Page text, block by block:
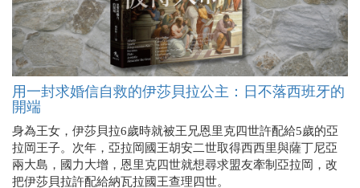
用一封求婚信自救的伊莎貝拉公主：日不落西班牙的
開端
身為王女，伊莎貝拉6歲時就被王兄恩里克四世許配給5歲的亞
拉岡王子。次年，亞拉岡國王胡安二世取得西西里與薩丁尼亞
兩大島，國力大增，恩里克四世就想尋求盟友牽制亞拉岡，改
把伊莎貝拉許配給納瓦拉國王查理四世。